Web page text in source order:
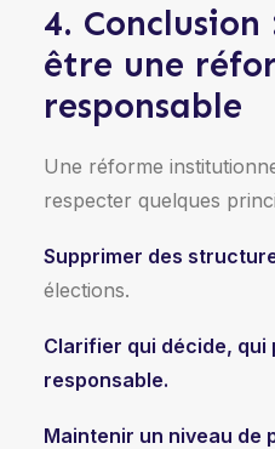
4.
être une
responsable
Une réforme
respecter quelques
Supprimer des
élections.
Clarifier qui décide, qui
responsable.
Maintenir un niveau de